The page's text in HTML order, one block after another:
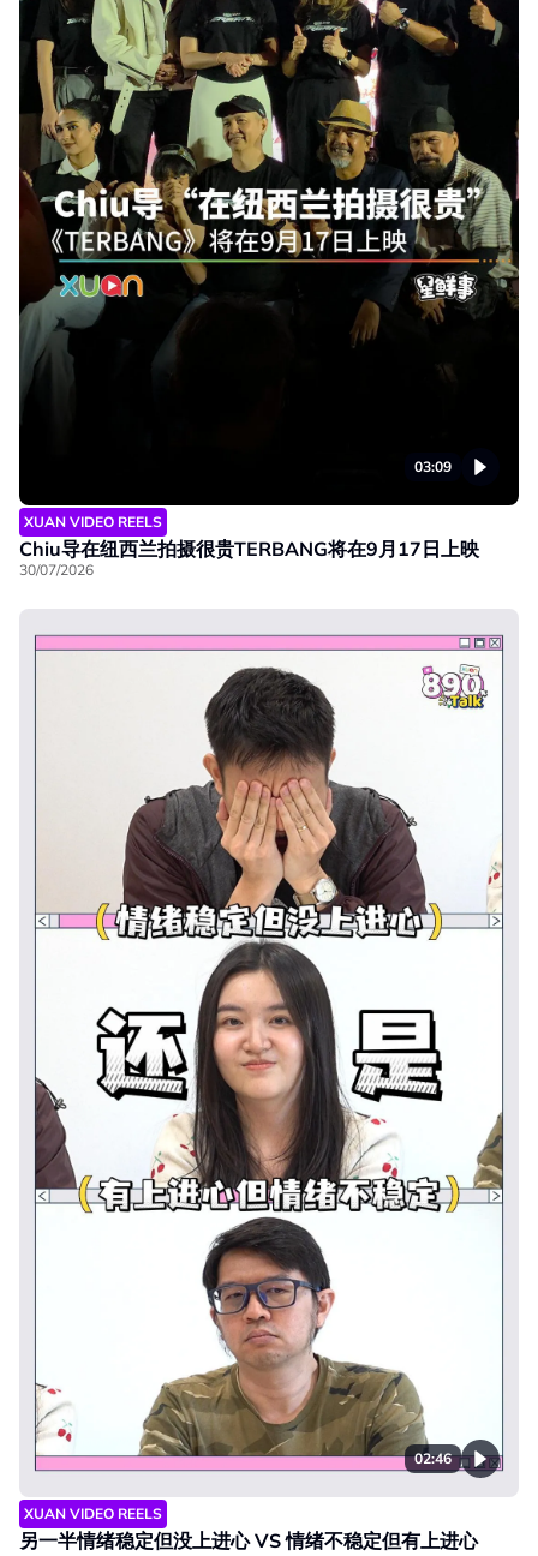
03:09
XUAN VIDEO REELS
Chiu导在纽西兰拍摄很贵TERBANG将在9月17日上映
30/07/2026
02:46
XUAN VIDEO REELS
另一半情绪稳定但没上进心 VS 情绪不稳定但有上进心